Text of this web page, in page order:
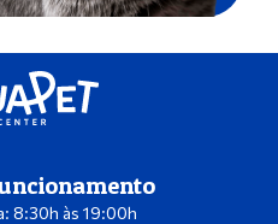
8:30h às 19:00h